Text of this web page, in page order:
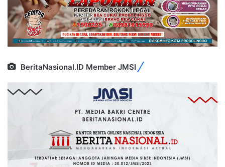
BeritaNasional.ID Member JMSI